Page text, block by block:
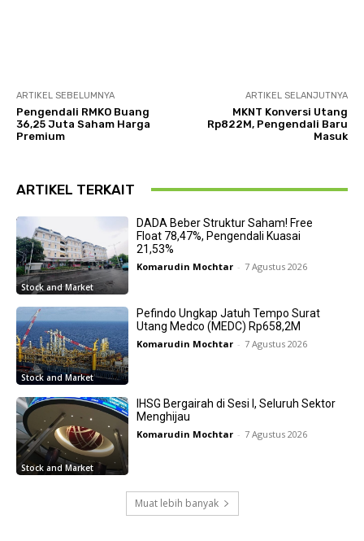
ARTIKEL SEBELUMNYA
Pengendali RMKO Buang
36,25 Juta Saham Harga
Premium
ARTIKEL SELANJUTNYA
MKNT Konversi Utang
Rp822M, Pengendali Baru
Masuk
ARTIKEL TERKAIT
Stock and Market
DADA Beber Struktur Saham! Free
Float 78,47%, Pengendali Kuasai
21,53%
Komarudin Mochtar - 7 Agustus 2026
Stock and Market
Pefindo Ungkap Jatuh Tempo Surat
Utang Medco (MEDC) Rp658,2M
Komarudin Mochtar - 7 Agustus 2026
Stock and Market
IHSG Bergairah di Sesi I, Seluruh Sektor
Menghijau
Komarudin Mochtar - 7 Agustus 2026
Muat lebih banyak